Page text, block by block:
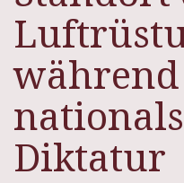
Diktatur